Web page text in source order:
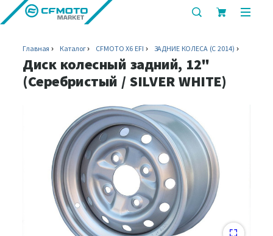
показать
строку
поиска
Главная Каталог CFMOTO X6 EFI ЗАДНИЕ КОЛЕСА (C 2014)
Диск колесный задний, 12"
(Серебристый / SILVER WHITE)